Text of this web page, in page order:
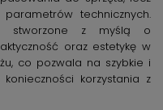
technicznych.
stworzone z myślą o
oraz estetykę w
co pozwala na szybkie i
korzystania z